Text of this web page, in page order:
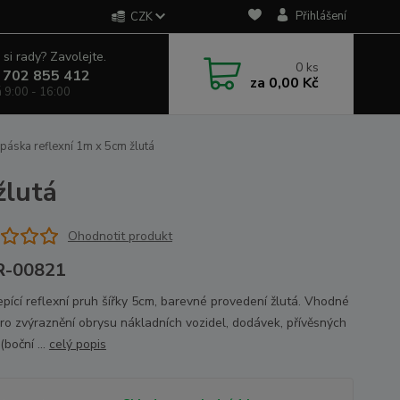
CZK Přihlášení
rady? Zavolejte.
855 412
9:00 - 16:00
0 ks
za 0,00 Kč
reflexní 1m x 5cm žlutá
Ohodnotit produkt
00821
reflexní pruh šířky 5cm, barevné provedení žlutá. Vhodné
zvýraznění obrysu nákladních vozidel, dodávek, přívěsných
... celý popis